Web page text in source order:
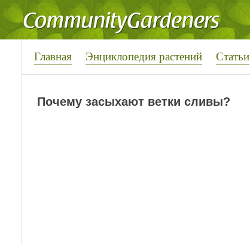
Главная Энциклопедия растений Статьи
Почему засыхают ветки сливы?